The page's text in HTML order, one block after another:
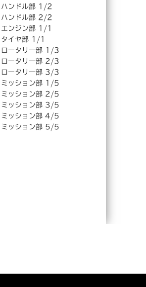
ハンドル部 1/2
ハンドル部 2/2
エンジン部 1/1
タイヤ部 1/1
ロータリー部 1/3
ロータリー部 2/3
ロータリー部 3/3
ミッション部 1/5
ミッション部 2/5
ミッション部 3/5
ミッション部 4/5
ミッション部 5/5